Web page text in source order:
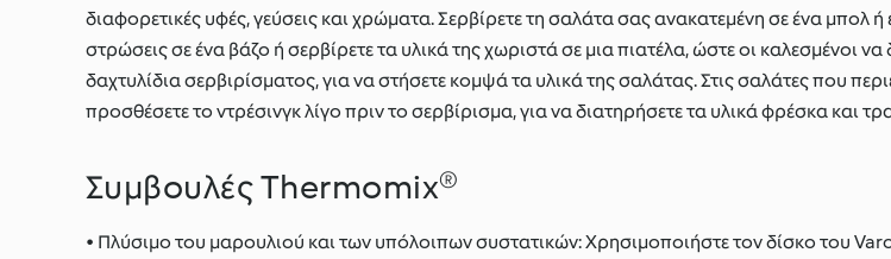
διαφορετικές υφές, γεύσεις και χρώματα. Σερβίρετε τη σαλάτα σας ανακατεμένη σε ένα μπολ
στρώσεις σε ένα βάζο ή σερβίρετε τα υλικά της χωριστά σε μια πιατέλα, ώστε οι καλεσμένοι
δαχτυλίδια σερβιρίσματος, για να στήσετε κομψά τα υλικά της σαλάτας. Στις σαλάτες που
προσθέσετε το ντρέσινγκ λίγο πριν το σερβίρισμα, για να διατηρήσετε τα υλικά φρέσκα και
Συμβουλές Thermomix®
• Πλύσιμο του μαρουλιού και των υπόλοιπων συστατικών: Χρησιμοποιήστε τον δίσκο του